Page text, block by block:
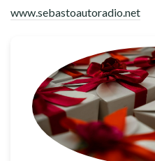
www.sebastoautoradio.net